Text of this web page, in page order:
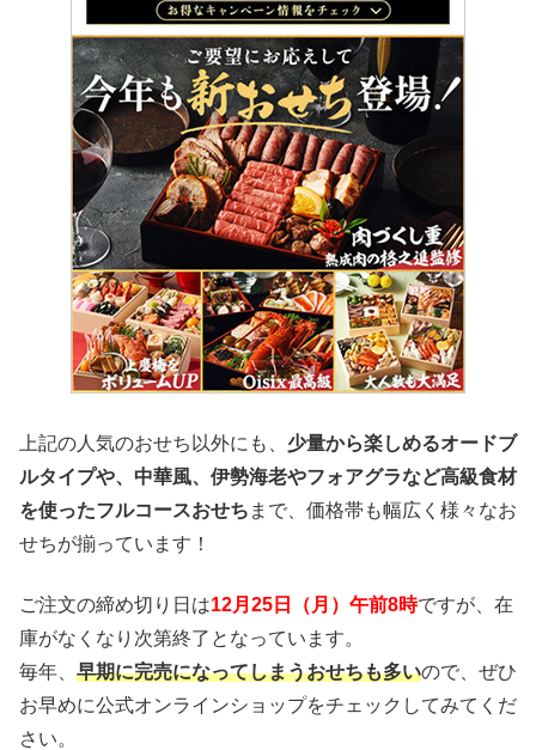
上記の人気のおせち以外にも、 少量から楽しめるオードブ
ルタイプや、中華風、伊勢海老やフォアグラなど高級食材
を使ったフルコースおせち まで、価格帯も幅広く様々なお
せちが揃っています！
ご注文の締め切り日は12月25日（月）午前8時ですが、在
庫がなくなり次第終了となっています。
毎年、 早期に完売になってしまうおせちも多いので、ぜひ
お早めに公式オンラインショップをチェックしてみてくだ
さい。